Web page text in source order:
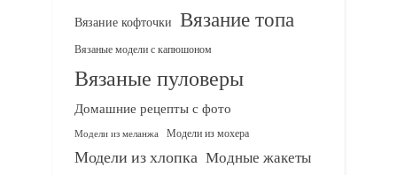
Вязание кофточки Вязание топа
Вязаные модели с капюшоном
Вязаные пуловеры
Домашние рецепты с фото
Модели из меланжа Модели из мохера
Модели из хлопка Модные жакеты